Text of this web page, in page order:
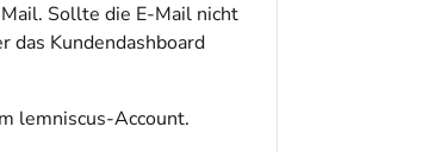
Sollte die E-Mail nicht
das Kundendashboard
lemniscus-Account.